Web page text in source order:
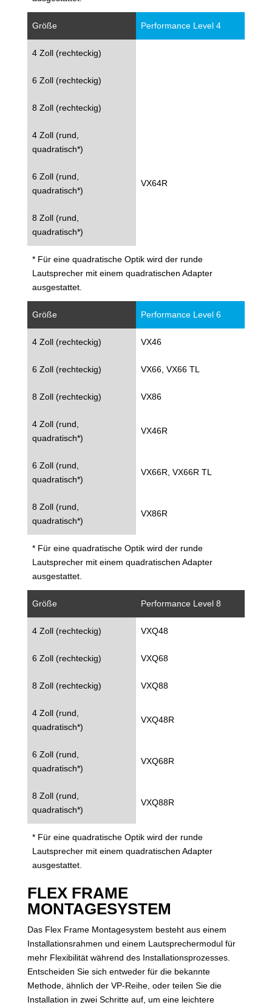
Größe Performance Level 4
4 Zoll (rechteckig)
6 Zoll (rechteckig)
8 Zoll (rechteckig)
4 Zoll (rund,
quadratisch*)
6 Zoll (rund,
quadratisch*)
VX64R
8 Zoll (rund,
quadratisch*)
* Für eine quadratische Optik wird der runde
Lautsprecher mit einem quadratischen Adapter
ausgestattet.
Größe Performance Level 6
4 Zoll (rechteckig) VX46
6 Zoll (rechteckig) VX66, VX66 TL
8 Zoll (rechteckig) VX86
4 Zoll (rund,
quadratisch*)
VX46R
6 Zoll (rund,
quadratisch*)
VX66R, VX66R TL
8 Zoll (rund,
quadratisch*)
VX86R
* Für eine quadratische Optik wird der runde
Lautsprecher mit einem quadratischen Adapter
ausgestattet.
Größe Performance Level 8
4 Zoll (rechteckig) VXQ48
6 Zoll (rechteckig) VXQ68
8 Zoll (rechteckig) VXQ88
4 Zoll (rund,
quadratisch*)
VXQ48R
6 Zoll (rund,
quadratisch*)
VXQ68R
8 Zoll (rund,
quadratisch*)
VXQ88R
* Für eine quadratische Optik wird der runde
Lautsprecher mit einem quadratischen Adapter
ausgestattet.
FLEX FRAME
MONTAGESYSTEM
Das Flex Frame Montagesystem besteht aus einem
Installationsrahmen und einem Lautsprechermodul für
mehr Flexibilität während des Installationsprozesses.
Entscheiden Sie sich entweder für die bekannte
Methode, ähnlich der VP-Reihe, oder teilen Sie die
Installation in zwei Schritte auf, um eine leichtere